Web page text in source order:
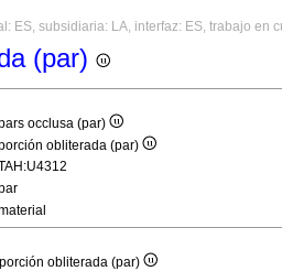
ES, subsidiaria: LA, interfaz: ES, trabajo en
(par)
occlusa (par)
obliterada (par)
porción obliterada (par)